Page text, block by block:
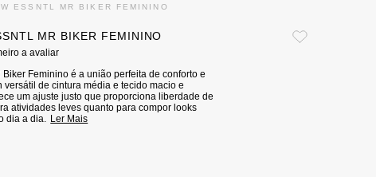
ESSNTL MR BIKER FEMININO
MR BIKER FEMININO
a avaliar
Feminino é a união perfeita de conforto e
de cintura média e tecido macio e
um ajuste justo que proporciona liberdade de
atividades leves quanto para compor looks
dia a dia. Ler Mais